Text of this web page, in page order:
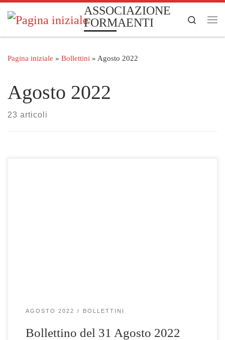
Passa al contenuto
ASSOCIAZIONE
FORMAENTI
Search
Pagina iniziale » Bollettini » Agosto 2022
Agosto 2022
23 articoli
AGOSTO 2022 BOLLETTINI
Bollettino del 31 Agosto 2022